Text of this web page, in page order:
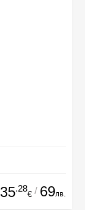
35.28
€ / 69лв.